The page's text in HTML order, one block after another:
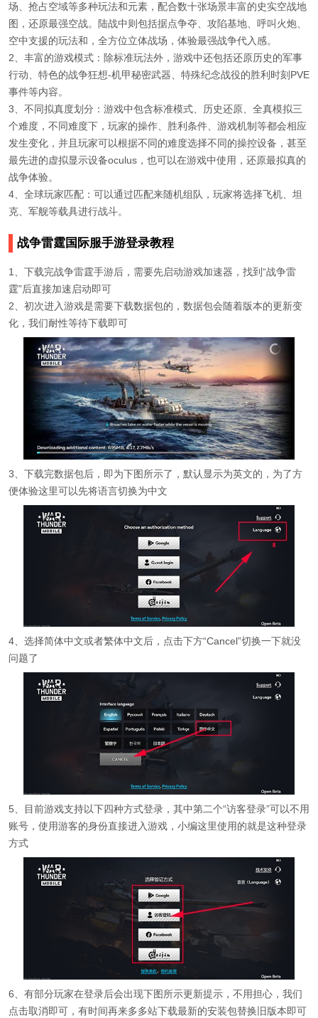
场、抢占空域等多种玩法和元素，配合数十张场景丰富的史实空战地
图，还原最强空战。陆战中则包括据点争夺、攻陷基地、呼叫火炮、
空中支援的玩法和，全方位立体战场，体验最强战争代入感。
2、丰富的游戏模式：除标准玩法外，游戏中还包括还原历史的军事
行动、特色的战争狂想-机甲秘密武器、特殊纪念战役的胜利时刻PVE
事件等内容。
3、不同拟真度划分：游戏中包含标准模式、历史还原、全真模拟三
个难度，不同难度下，玩家的操作、胜利条件、游戏机制等都会相应
发生变化，并且玩家可以根据不同的难度选择不同的操控设备，甚至
最先进的虚拟显示设备oculus，也可以在游戏中使用，还原最拟真的
战争体验。
4、全球玩家匹配：可以通过匹配来随机组队，玩家将选择飞机、坦
克、军舰等载具进行战斗。
战争雷霆国际服手游登录教程
1、下载完战争雷霆手游后，需要先启动游戏加速器，找到“战争雷
霆”后直接加速启动即可
2、初次进入游戏是需要下载数据包的，数据包会随着版本的更新变
化，我们耐性等待下载即可
3、下载完数据包后，即为下图所示了，默认显示为英文的，为了方
便体验这里可以先将语言切换为中文
4、选择简体中文或者繁体中文后，点击下方“Cancel”切换一下就没
问题了
5、目前游戏支持以下四种方式登录，其中第二个“访客登录”可以不用
账号，使用游客的身份直接进入游戏，小编这里使用的就是这种登录
方式
6、有部分玩家在登录后会出现下图所示更新提示，不用担心，我们
点击取消即可，有时间再来多多站下载最新的安装包替换旧版本即可